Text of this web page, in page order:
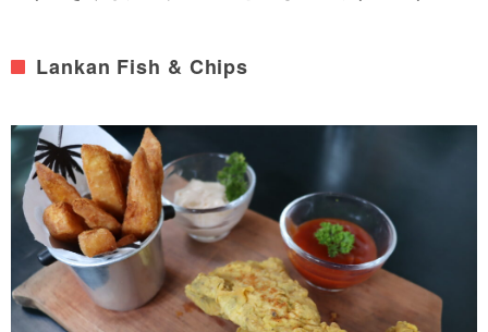
Lankan Fish & Chips